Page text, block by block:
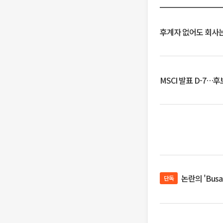
후계자 없어도 회사
MSCI 발표 D-7…후
단독 논란의